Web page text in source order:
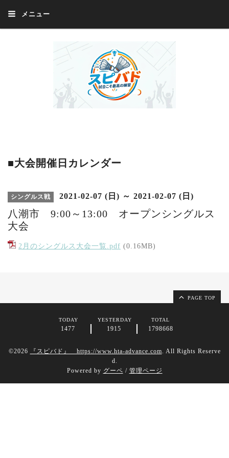
メニュー
■大会開催日カレンダー
シングルス戦 2021-02-07 (日) ～ 2021-02-07 (日)
八潮市 9:00～13:00 オープンシングルス
大会
2月のシングルス大会一覧.pdf (0.16MB)
PAGE TOP
TODAY
1477
YESTERDAY
1915
TOTAL
1798668
©2026 『スピバド』 https://www.hta-advance.com. All Rights Reserve
d.
Powered by グーペ / 管理ページ